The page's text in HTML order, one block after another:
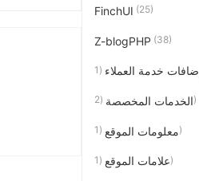
FinchUI (25)
Z-blogPHP (38)
إضافات خدمة العملاء
الخدمات المخصصة(2)
معلومات الموقع(1)
علامات الموقع(1)